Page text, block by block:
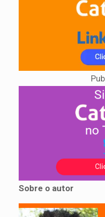
Sobre o autor